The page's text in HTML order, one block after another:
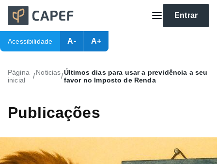
Entrar
Acessibilidade A- A+
Página
inicial
/Noticias/Últimos dias para usar a previdência a seu
favor no Imposto de Renda
Publicações